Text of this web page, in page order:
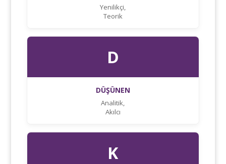
Yenilikçi,
Teorik
D
DÜŞÜNEN
Analitik,
Akılcı
K